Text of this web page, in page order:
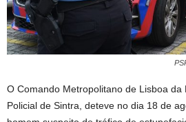
O Comando Metropolitano de Lisboa da
Policial de Sintra, deteve no dia 18 de